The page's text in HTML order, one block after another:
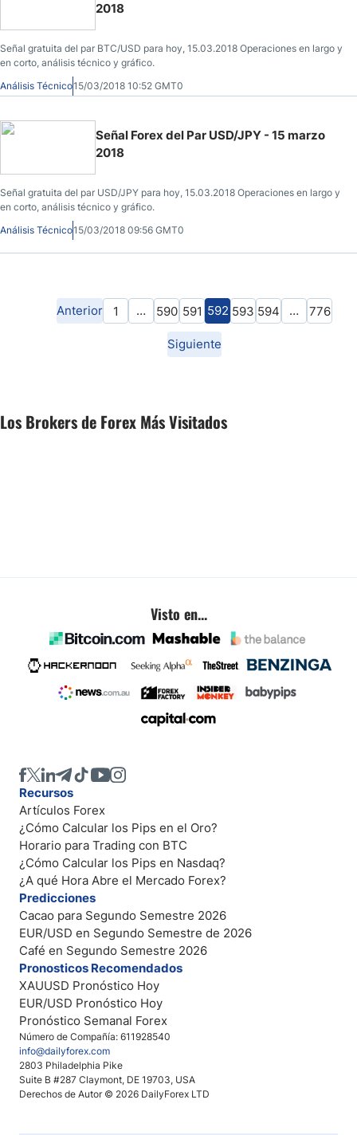
2018
Señal gratuita del par BTC/USD para hoy, 15.03.2018 Operaciones en largo y
en corto, análisis técnico y gráfico.
Análisis Técnico15/03/2018 10:52 GMT0
Señal Forex del Par USD/JPY - 15 marzo
2018
Señal gratuita del par USD/JPY para hoy, 15.03.2018 Operaciones en largo y
en corto, análisis técnico y gráfico.
Análisis Técnico15/03/2018 09:56 GMT0
Anterior 1 … 590 591 592 593 594 … 776
Siguiente
Los Brokers de Forex Más Visitados
Visto en...
Número de Compañía: 611928540
info@dailyforex.com
2803 Philadelphia Pike
Suite B #287 Claymont, DE 19703, USA
Derechos de Autor © 2026 DailyForex LTD
Recursos
Artículos Forex
¿Cómo Calcular los Pips en el Oro?
Horario para Trading con BTC
¿Cómo Calcular los Pips en Nasdaq?
¿A qué Hora Abre el Mercado Forex?
Predicciones
Cacao para Segundo Semestre 2026
EUR/USD en Segundo Semestre de 2026
Café en Segundo Semestre 2026
Pronosticos Recomendados
XAUUSD Pronóstico Hoy
EUR/USD Pronóstico Hoy
Pronóstico Semanal Forex